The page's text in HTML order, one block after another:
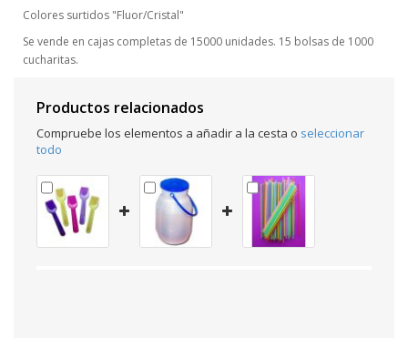
Colores surtidos "Fluor/Cristal"
Se vende en cajas completas de 15000 unidades. 15 bolsas de 1000
cucharitas.
Productos relacionados
Compruebe los elementos a añadir a la cesta o seleccionar
todo